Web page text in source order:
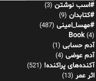
#اسب نوشتن (3)
#کتابدان (9)
#مهسا_امینی (487)
Book(4)
آدم حسابی (1)
آدم عوضی (4)
آکنده‌های پراکنده! (521)
اثر عمر (13)